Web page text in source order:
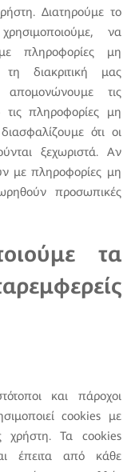
Διατηρούμε το
να
πληροφορίες μη
διακριτική μας
τις
πληροφορίες μη
ότι οι
ξεχωριστά. Αν
με πληροφορίες μη
προσωπικές
τα
και πάροχοι
cookies με
χρήστη. Τα cookies
έπειτα από κάθε